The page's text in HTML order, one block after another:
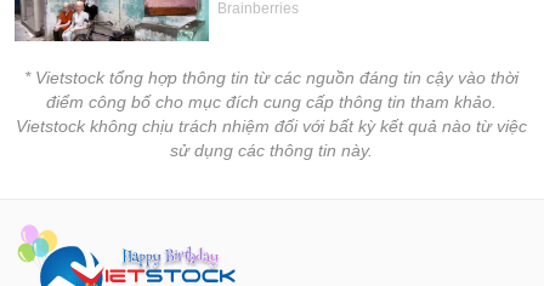
* Vietstock tổng hợp thông tin từ các nguồn đáng tin cậy vào thời
điểm công bố cho mục đích cung cấp thông tin tham khảo.
Vietstock không chịu trách nhiệm đối với bất kỳ kết quả nào từ việc
sử dụng các thông tin này.